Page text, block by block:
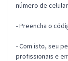
número de
- Preencha o
- Com isto, seu
profissionais e